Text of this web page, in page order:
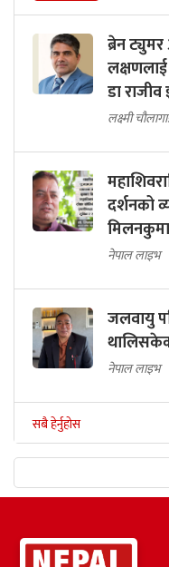
ब्रेन
लक्षणलाई
डा
लक्ष्मी
दर्शनको
नेपाल लाइभ
जलवायु
नेपाल लाइभ
सबै हेर्नुहोस